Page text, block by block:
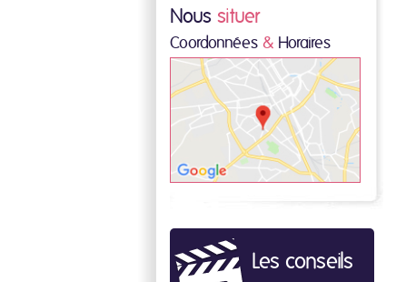
Nous situer
Coordonnées & Horaires
Les conseils